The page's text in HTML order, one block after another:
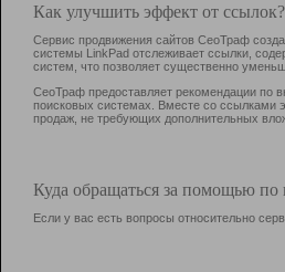
Как улучшить эффект от ссылок?
Сервис продвижения сайтов СеоТраф
системы LinkPad отслеживает ссылки,
систем, что позволяет существенно
СеоТраф предоставляет рекомендации по
поисковых системах. Вместе со ссылками
продаж, не требующих дополнительных
Куда обращаться за помощью
Если у вас есть вопросы относительно